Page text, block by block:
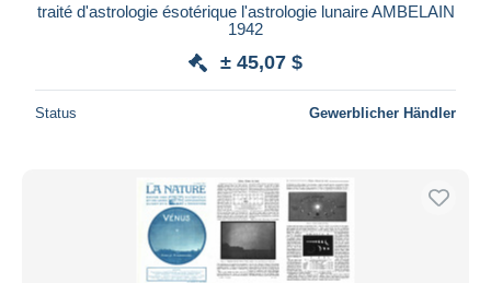
traité d'astrologie ésotérique l'astrologie lunaire AMBELAIN
1942
± 45,07 $
Status Gewerblicher Händler